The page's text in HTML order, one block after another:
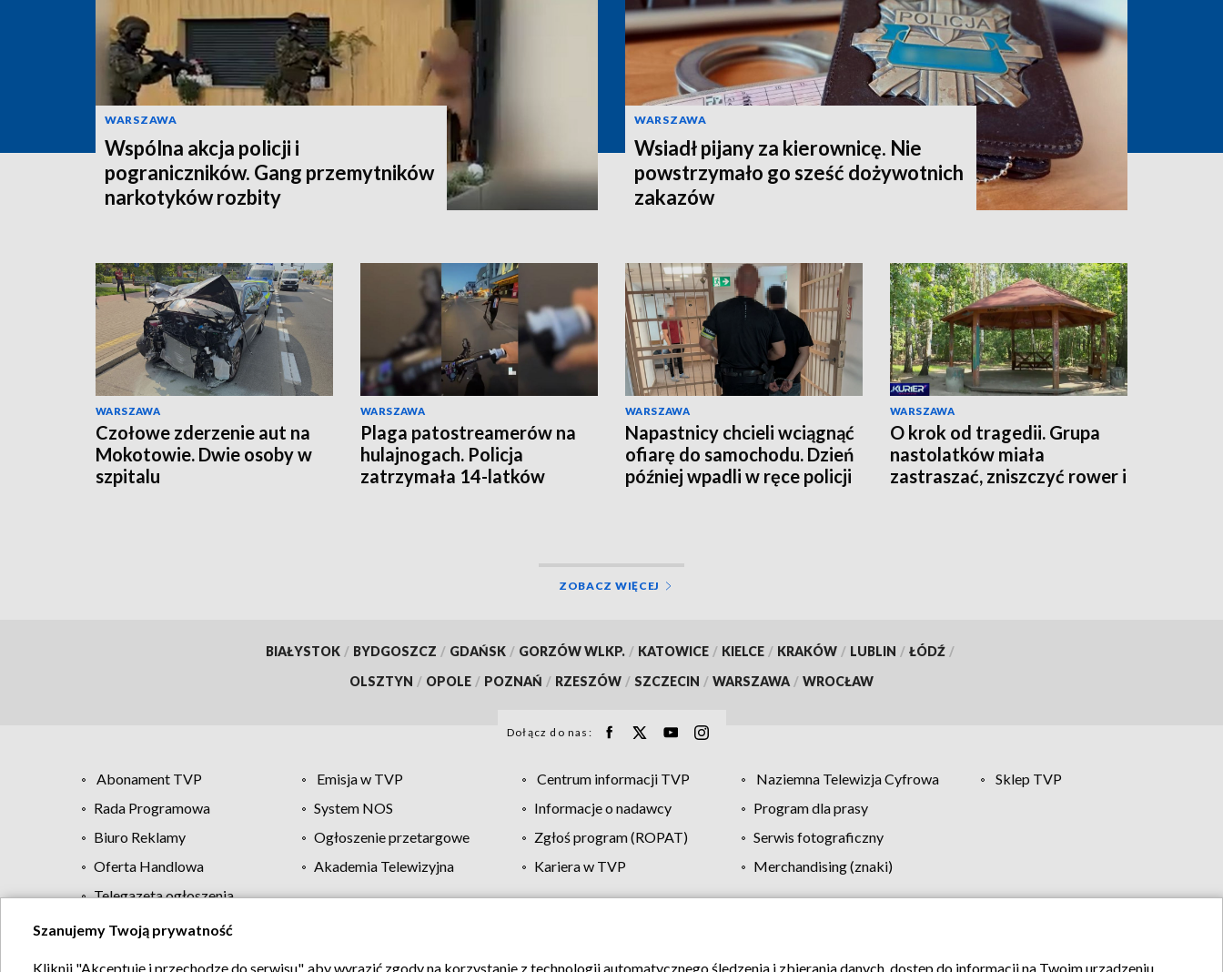
WARSZAWA
Wspólna akcja policji i
pograniczników. Gang przemytników
narkotyków rozbity
WARSZAWA
Wsiadł pijany za kierownicę. Nie
powstrzymało go sześć dożywotnich
zakazów
WARSZAWA
Czołowe zderzenie aut na
Mokotowie. Dwie osoby w
szpitalu
WARSZAWA
Plaga patostreamerów na
hulajnogach. Policja
zatrzymała 14-latków
WARSZAWA
Napastnicy chcieli wciągnąć
ofiarę do samochodu. Dzień
później wpadli w ręce policji
WARSZAWA
O krok od tragedii. Grupa
nastolatków miała
zastraszać, zniszczyć rower i
ZOBACZ WIĘCEJ
BIAŁYSTOK / BYDGOSZCZ / GDAŃSK / GORZÓW WLKP. / KATOWICE / KIELCE / KRAKÓW / LUBLIN / ŁÓDŹ /
OLSZTYN / OPOLE / POZNAŃ / RZESZÓW / SZCZECIN / WARSZAWA / WROCŁAW
Dołącz do nas:
Abonament TVP Emisja w TVP Centrum informacji TVP Naziemna Telewizja Cyfrowa
Sklep TVP
Rada Programowa
System NOS Informacje o nadawcy
Program dla prasy
Biuro Reklamy
Ogłoszenie przetargowe Zgłoś program (ROPAT)
Serwis fotograficzny
Oferta Handlowa
Akademia Telewizyjna Kariera w TVP
Merchandising (znaki)
Telegazeta ogłoszenia
Regulamin TVP Polityka prywatności Moje zgody Pomoc Biuro reklamy Kontakt
Szanujemy Twoją prywatność
Kliknij "Akceptuję i przechodzę do serwisu", aby wyrazić zgody na korzystanie z technologii automatycznego śledzenia i zbierania danych, dostęp do informacji na Twoim urządzeniu